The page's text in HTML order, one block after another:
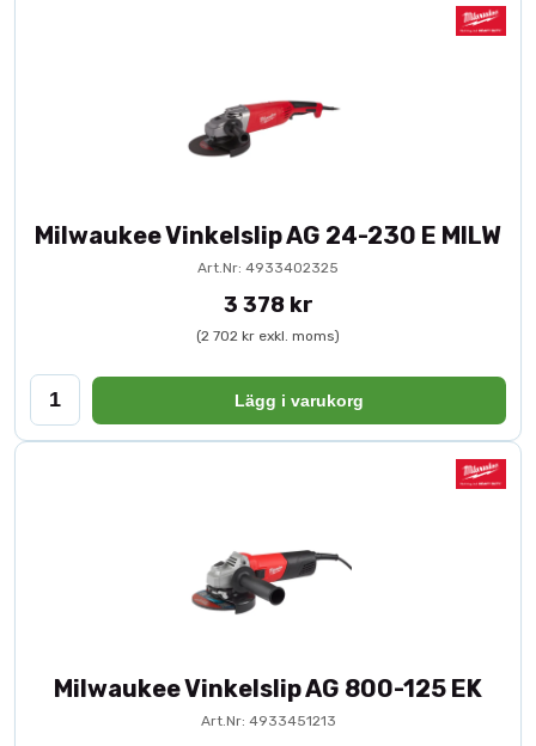
Milwaukee Vinkelslip AG 24-230 E MILW
Art.Nr: 4933402325
3 378 kr
(2 702 kr exkl. moms)
Lägg i varukorg
Milwaukee Vinkelslip AG 800-125 EK
Art.Nr: 4933451213